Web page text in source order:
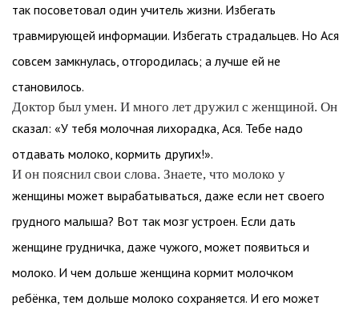
так посоветовал один учитель жизни. Избегать
травмирующей информации. Избегать страдальцев. Но Ася
совсем замкнулась, отгородилась; а лучше ей не
становилось.
Доктор был умен. И много лет дружил с женщиной. Он
сказал: «У тебя молочная лихорадка, Ася. Тебе надо
отдавать молоко, кормить других!».
И он пояснил свои слова. Знаете, что молоко у
женщины может вырабатываться, даже если нет своего
грудного малыша? Вот так мозг устроен. Если дать
женщине грудничка, даже чужого, может появиться и
молоко. И чем дольше женщина кормит молочком
ребёнка, тем дольше молоко сохраняется. И его может